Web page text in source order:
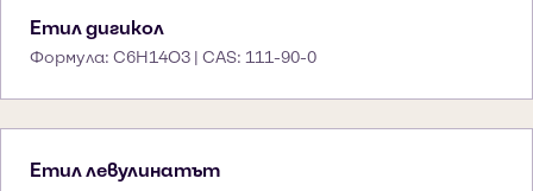
Етил дигикол
Формула: C6H14O3 | CAS: 111-90-0
Етил левулинатът